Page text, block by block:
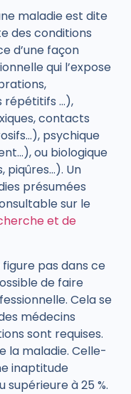
maladie est dite
des conditions
d’une façon
qui l’expose
répétitifs …),
contacts
psychique
ou biologique
piqûres…). Un
présumées
sur le
et de
pas dans ce
de faire
Cela se
médecins
sont requises.
la maladie. Celle-
inaptitude
à 25 %.